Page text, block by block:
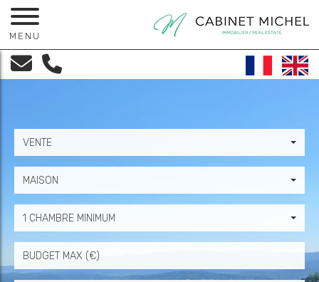
MENU
VENTE
MAISON
1 CHAMBRE MINIMUM
Prix